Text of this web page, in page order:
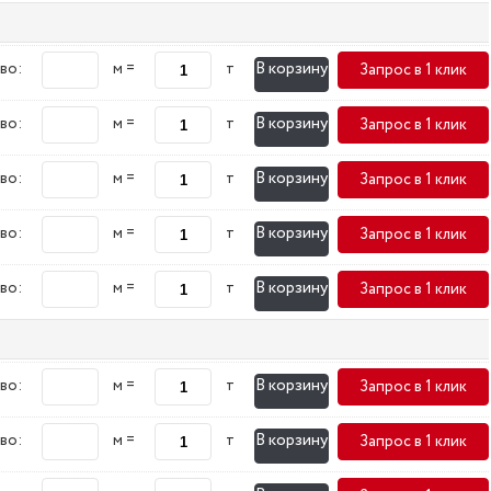
м = т В корзину Запрос в 1 клик
м = т В корзину Запрос в 1 клик
м = т В корзину Запрос в 1 клик
м = т В корзину Запрос в 1 клик
м = т В корзину Запрос в 1 клик
м = т В корзину Запрос в 1 клик
м = т В корзину Запрос в 1 клик